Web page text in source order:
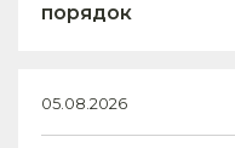
порядок
05.08.2026